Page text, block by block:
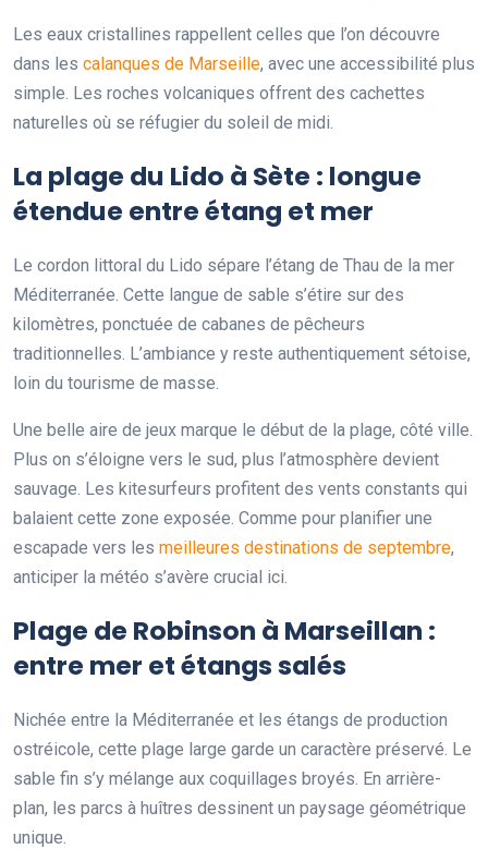
Les eaux cristallines rappellent celles que l’on découvre
dans les calanques de Marseille, avec une accessibilité plus
simple. Les roches volcaniques offrent des cachettes
naturelles où se réfugier du soleil de midi.
La plage du Lido à Sète : longue
étendue entre étang et mer
Le cordon littoral du Lido sépare l’étang de Thau de la mer
Méditerranée. Cette langue de sable s’étire sur des
kilomètres, ponctuée de cabanes de pêcheurs
traditionnelles. L’ambiance y reste authentiquement sétoise,
loin du tourisme de masse.
Une belle aire de jeux marque le début de la plage, côté ville.
Plus on s’éloigne vers le sud, plus l’atmosphère devient
sauvage. Les kitesurfeurs profitent des vents constants qui
balaient cette zone exposée. Comme pour planifier une
escapade vers les meilleures destinations de septembre,
anticiper la météo s’avère crucial ici.
Plage de Robinson à Marseillan :
entre mer et étangs salés
Nichée entre la Méditerranée et les étangs de production
ostréicole, cette plage large garde un caractère préservé. Le
sable fin s’y mélange aux coquillages broyés. En arrière-
plan, les parcs à huîtres dessinent un paysage géométrique
unique.